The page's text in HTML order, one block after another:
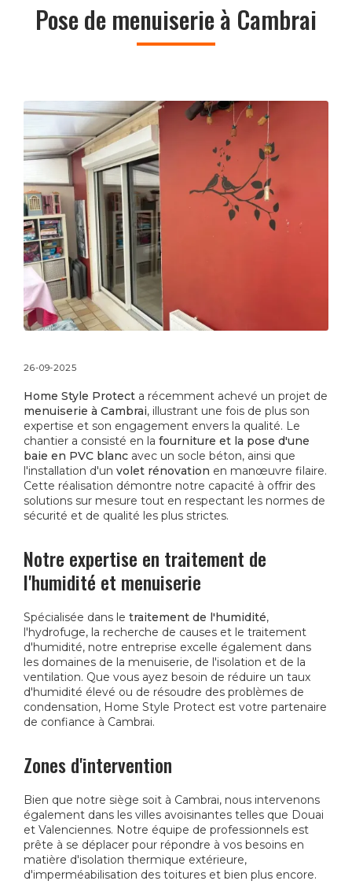
Pose de menuiserie à Cambrai
26-09-2025
Home Style Protect a récemment achevé un projet de
menuiserie à Cambrai, illustrant une fois de plus son
expertise et son engagement envers la qualité. Le
chantier a consisté en la fourniture et la pose d'une
baie en PVC blanc avec un socle béton, ainsi que
l'installation d'un volet rénovation en manœuvre filaire.
Cette réalisation démontre notre capacité à offrir des
solutions sur mesure tout en respectant les normes de
sécurité et de qualité les plus strictes.
Notre expertise en traitement de
l'humidité et menuiserie
Spécialisée dans le traitement de l'humidité,
l'hydrofuge, la recherche de causes et le traitement
d'humidité, notre entreprise excelle également dans
les domaines de la menuiserie, de l'isolation et de la
ventilation. Que vous ayez besoin de réduire un taux
d'humidité élevé ou de résoudre des problèmes de
condensation, Home Style Protect est votre partenaire
de confiance à Cambrai.
Zones d'intervention
Bien que notre siège soit à Cambrai, nous intervenons
également dans les villes avoisinantes telles que Douai
et Valenciennes. Notre équipe de professionnels est
prête à se déplacer pour répondre à vos besoins en
matière d'isolation thermique extérieure,
d'imperméabilisation des toitures et bien plus encore.